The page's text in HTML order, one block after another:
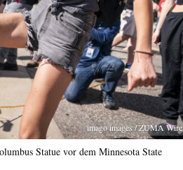
imago images / ZUMA Wire
Statue vor dem Minnesota State